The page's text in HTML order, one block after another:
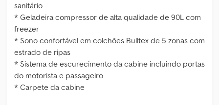
sanitário
* Geladeira compressor de alta qualidade de 90L com
freezer
* Sono confortável em colchões Bulltex de 5 zonas com
estrado de ripas
* Sistema de escurecimento da cabine incluindo portas
do motorista e passageiro
* Carpete da cabine